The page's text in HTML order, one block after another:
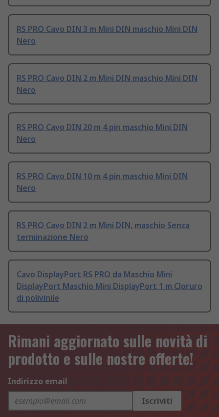
RS PRO Cavo DIN 3 m Mini DIN maschio Mini DIN
Nero
RS PRO Cavo DIN 2 m Mini DIN maschio Mini DIN
Nero
RS PRO Cavo DIN 20 m 4 pin maschio Mini DIN
Nero
RS PRO Cavo DIN 10 m 4 pin maschio Mini DIN
Nero
RS PRO Cavo DIN 2 m Mini DIN, maschio Senza
terminazione Nero
Cavo DisplayPort RS PRO da Maschio Mini
DisplayPort Maschio Mini DisplayPort 1 m Cloruro
di polivinile
Rimani aggiornato sulle novità di
prodotto e sulle nostre offerte!
Indirizzo email
Iscriviti